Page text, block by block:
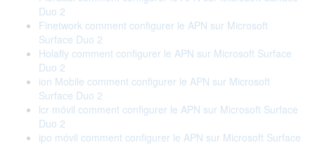
Duo 2
Finetwork comment configurer le APN sur Microsoft
Surface Duo 2
Holafly comment configurer le APN sur Microsoft Surface
Duo 2
ion Mobile comment configurer le APN sur Microsoft
Surface Duo 2
lcr móvil comment configurer le APN sur Microsoft Surface
Duo 2
ipo móvil comment configurer le APN sur Microsoft Surface